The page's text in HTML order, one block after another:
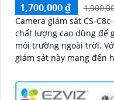
1,700,000 ₫
Camera giám sát CS-
chất lượng cao dùng để
môi trường ngoài trời. Với độ phân giải HD 1080p, camera
giám sát này mang đến